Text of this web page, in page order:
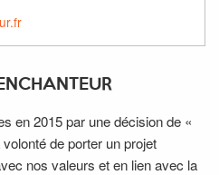
en 2015 par une décision de «
de porter un projet
nos valeurs et en lien avec la